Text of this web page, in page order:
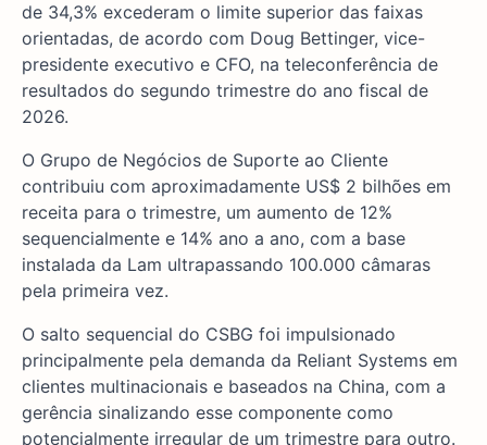
de 34,3% excederam o limite superior das faixas
orientadas, de acordo com Doug Bettinger, vice-
presidente executivo e CFO, na teleconferência de
resultados do segundo trimestre do ano fiscal de
2026.
O Grupo de Negócios de Suporte ao Cliente
contribuiu com aproximadamente US$ 2 bilhões em
receita para o trimestre, um aumento de 12%
sequencialmente e 14% ano a ano, com a base
instalada da Lam ultrapassando 100.000 câmaras
pela primeira vez.
O salto sequencial do CSBG foi impulsionado
principalmente pela demanda da Reliant Systems em
clientes multinacionais e baseados na China, com a
gerência sinalizando esse componente como
potencialmente irregular de um trimestre para outro.